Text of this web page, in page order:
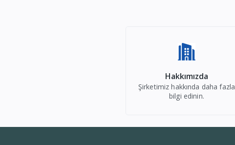
Hakkımızda
Şirketimiz hakkında daha fazla
bilgi edinin.